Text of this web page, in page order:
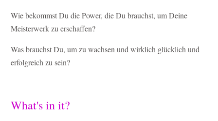
Wie bekommst Du die Power, die Du brauchst, um Deine
Meisterwerk zu erschaffen?
Was brauchst Du, um zu wachsen und wirklich glücklich und
erfolgreich zu sein?
What's in it?